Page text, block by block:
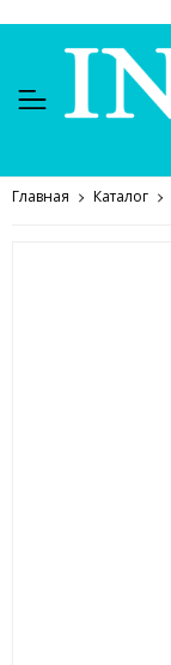
Главная Каталог